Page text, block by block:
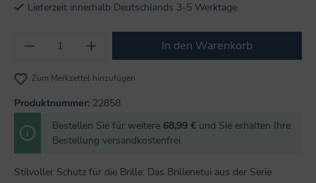
Lieferzeit innerhalb Deutschlands 3-5 Werktage
Produkt Anzahl: Gib den gewünschten
In den Warenkorb
Zum Merkzettel hinzufügen
Produktnummer: 22858
Bestellen Sie für weitere 68,99 € und Sie erhalten Ihre
Bestellung versandkostenfrei.
Stilvoller Schutz für die Brille: Das Brillenetui aus der Serie